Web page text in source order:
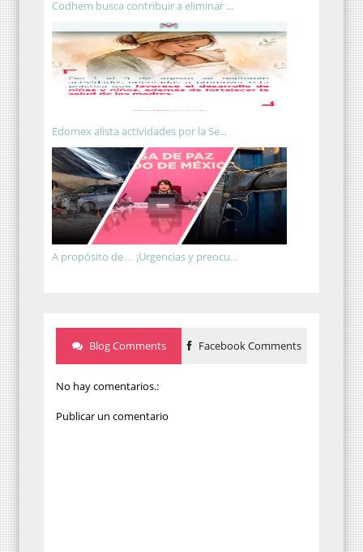
Codhem busca contribuir a eliminar ...
Edomex alista actividades por la Se...
A propósito de… ¡Urgencias y preocu...
Blog Comments Facebook Comments
No hay comentarios.:
Publicar un comentario